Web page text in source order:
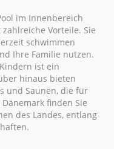
im Innenbereich
Vorteile. Sie
schwimmen
Ihre Familie nutzen.
ist ein
hinaus bieten
und Saunen, die für
finden Sie
des Landes, entlang